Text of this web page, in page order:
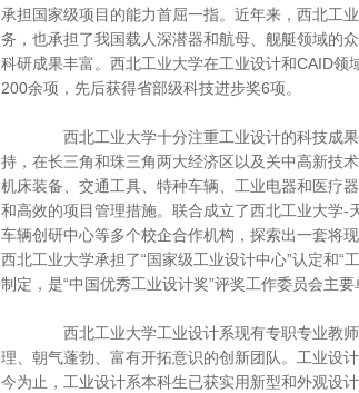
承担国家级项目的能力首屈一指。近年来，西北工
务，也承担了我国载人深潜器和航母、舰艇领域的
科研成果丰富。西北工业大学在工业设计和CAID
200余项，先后获得省部级科技进步奖6项。
西北工业大学十分注重工业设计的科技成果
持，在长三角和珠三角两大经济区以及关中高新技
机床装备、交通工具、特种车辆、工业电器和医疗
和高效的项目管理措施。联合成立了西北工业大学
车辆创研中心等多个校企合作机构，探索出一套将
西北工业大学承担了“国家级工业设计中心”认定和
制定，是“中国优秀工业设计奖”评奖工作委员会主要
西北工业大学工业设计系现有专职专业教师
理、朝气蓬勃、富有开拓意识的创新团队。工业设
今为止，工业设计系本科生已获实用新型和外观设